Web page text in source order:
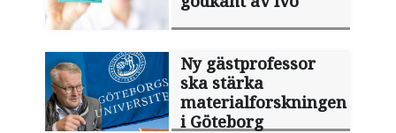
Ny gästprofessor
ska stärka
materialforskningen
i Göteborg